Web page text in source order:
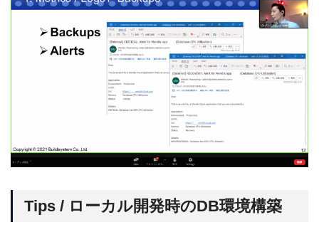
Tips / ローカル開発時のDB環境構築